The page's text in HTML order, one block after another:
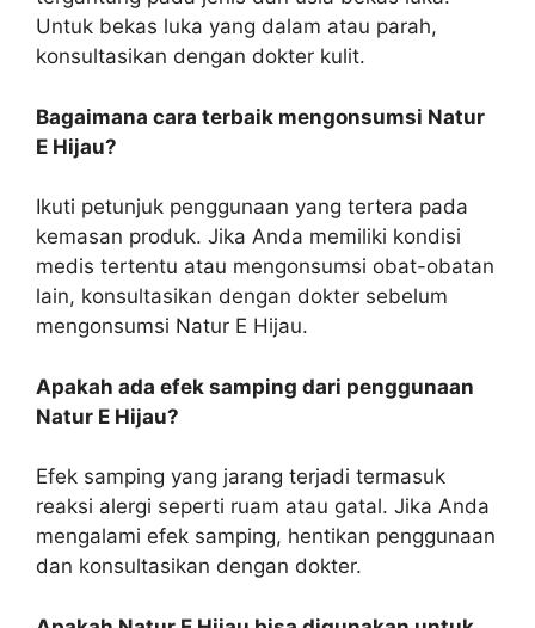
Untuk bekas luka yang dalam atau parah,
konsultasikan dengan dokter kulit.
Bagaimana cara terbaik mengonsumsi Natur
E Hijau?
Ikuti petunjuk penggunaan yang tertera pada
kemasan produk. Jika Anda memiliki kondisi
medis tertentu atau mengonsumsi obat-obatan
lain, konsultasikan dengan dokter sebelum
mengonsumsi Natur E Hijau.
Apakah ada efek samping dari penggunaan
Natur E Hijau?
Efek samping yang jarang terjadi termasuk
reaksi alergi seperti ruam atau gatal. Jika Anda
mengalami efek samping, hentikan penggunaan
dan konsultasikan dengan dokter.